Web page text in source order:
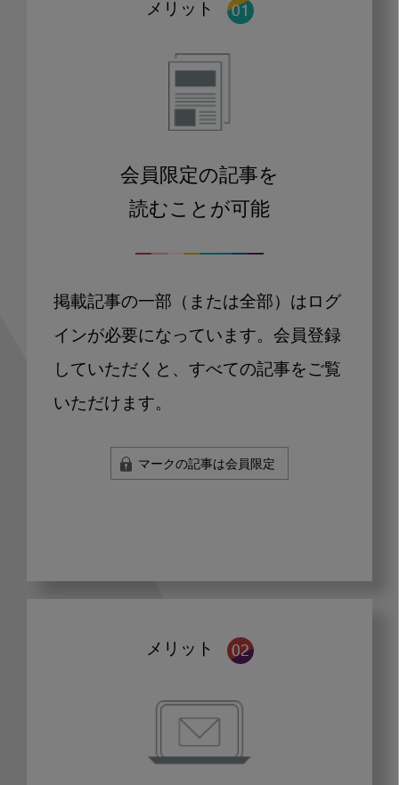
メリット
会員限定の記事を
読むことが可能
掲載記事の一部（または全部）はログ
インが必要になっています。会員登録
していただくと、すべての記事をご覧
いただけます。
マークの記事は会員限定
メリット